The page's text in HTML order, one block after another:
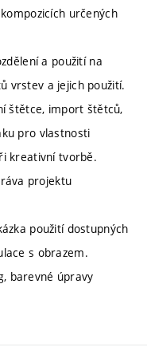
určených
a použití na
vrstev a jejich použití.
štětce, import štětců,
pro vlastnosti
kreativní tvorbě.
projektu
použití dostupných
s obrazem.
barevné úpravy